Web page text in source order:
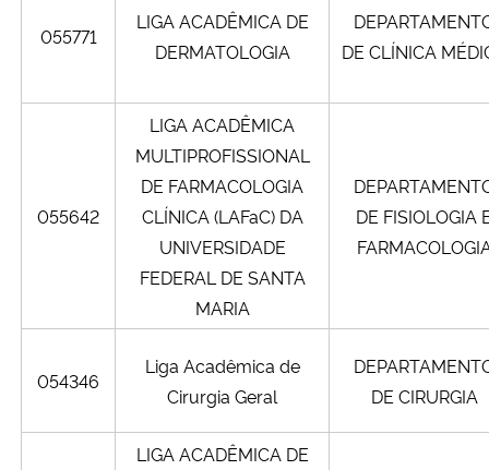
055771
LIGA ACADÊMICA DE
DERMATOLOGIA
DE CLÍNICA
055642
LIGA ACADÊMICA
MULTIPROFISSIONAL
DE FARMACOLOGIA
CLÍNICA (LAFaC) DA
UNIVERSIDADE
FEDERAL DE SANTA
MARIA
DE FISIOLOGIA
054346
Liga Acadêmica de
Cirurgia Geral
DE CIRURGIA
LIGA ACADÊMICA DE